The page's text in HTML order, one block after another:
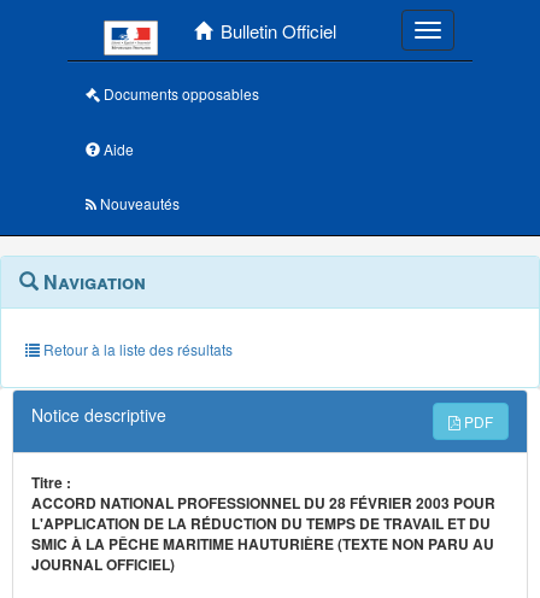
Bulletin Officiel Toggle
Documents opposables
Aide
Nouveautés
Navigation
outils
annexes
Menu
contextuel
Navigation
Retour à la liste des résultats
Notice descriptive PDF
Titre :
ACCORD NATIONAL PROFESSIONNEL DU 28 FÉVRIER 2003 POUR
L'APPLICATION DE LA RÉDUCTION DU TEMPS DE TRAVAIL ET DU
SMIC À LA PÊCHE MARITIME HAUTURIÈRE (TEXTE NON PARU AU
JOURNAL OFFICIEL)